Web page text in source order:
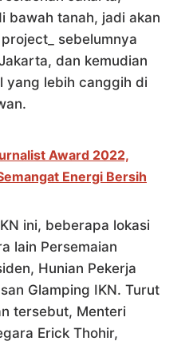
bawah tanah, jadi akan
sebelumnya
dan kemudian
yang lebih canggih di
Award 2022,
Energi Bersih
ini, beberapa lokasi
lain Persemaian
Hunian Pekerja
Glamping IKN. Turut
tersebut, Menteri
Erick Thohir,